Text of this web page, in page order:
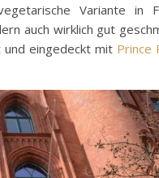
Variante in
auch wirklich gut
eingedeckt mit Prince